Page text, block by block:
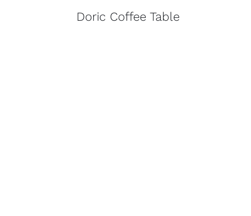
Doric Coffee Table